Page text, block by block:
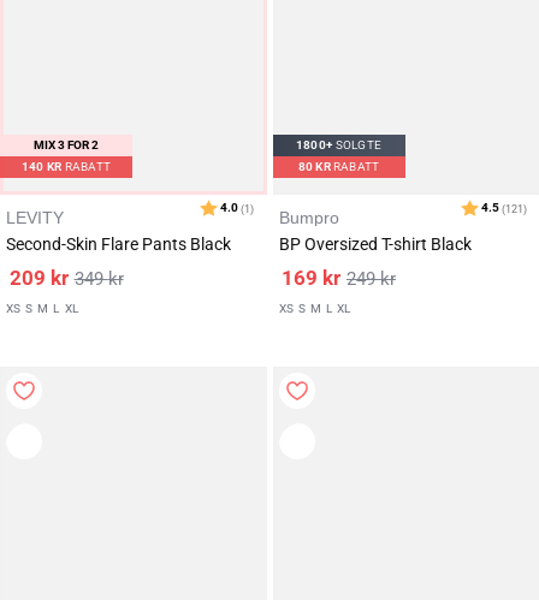
MIX 3 FOR 2
140 KR RABATT
LEVITY
Second-Skin Flare Pants Black
349kr
209 kr
XS S M L XL
1800+SOLGTE
80KRRABATT
Bumpro
BP Oversized T-shirt Black
249kr
169 kr
XS S M L XL